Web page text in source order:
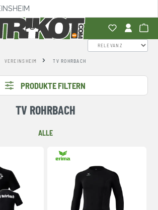
VEREINSHEIM TV ROHRBACH
PRODUKTE FILTERN
TV ROHRBACH
ALLE